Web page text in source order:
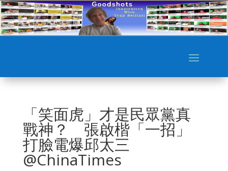
「笑面虎」才是民眾黨真
戰神？ 張啟楷「一招」
打臉電爆邱太三
@ChinaTimes